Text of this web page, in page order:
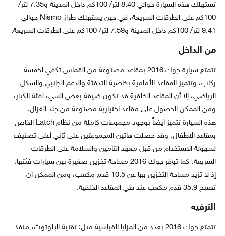
تستهلك هذه السيارة حوالي 8.40 لتر/ 100كم داخل المدينة و7.35 لتر/
100كم على الطرقات السريعة، في حين يستهلك طراز Nismo حوالي
9.41 لتر/ 100كم داخل المدينة و7.59 لتر/ 100كم على الطرقات السريعة.
من الداخل
تتمتع سيارة جوك 2016 بمقاعد مصنوعة من القماش تكفي لخمسة
ركاب، وتتميز المقاعد الأمامية بخاصية التدفئة والدعم الجانبي والشكل
الرياضي، إلا أن المقاعد الخلفية قد تكون ضيقة بعض الشيء لفئة الكبار،
ومن الممكن الحصول على مقاعد اختيارية مصنوعة من جلد الغزال.
هذه السيارة تتميز أيضاً بوجود مجموعات كاملة من نظام Latch الخاص
بمقاعد الأطفال، وقد حصلت هاتين المجموعتين على ثاني أعلى تصنيف
لسهولة الاستخدام من قبل معهد التأمين والسلامة على الطرقات
السريعة، كما توفر جوك 2016 مساحة تخزين صغيرة بين سيارات فئتها،
إذ لا تزيد مساحة التخزين بها عن 10.5 قدم مكعب، ومن الممكن أن
تصبح 35.9 قدم مكعب عند طي المقاعد الخلفية.
الترفيه
تتمتع جوك 2016 بعدد من المزايا القياسية مثل: تقنية البلوتوث، منفذ